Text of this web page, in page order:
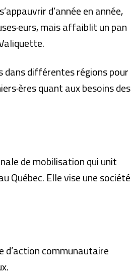
d’année en année,
mais affaiblit un pan
dans différentes régions pour
quant aux besoins des
de mobilisation qui unit
Québec. Elle vise une société
d’action communautaire